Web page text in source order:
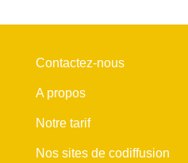
Contactez-nous
A propos
Notre tarif
Nos sites de codiffusion